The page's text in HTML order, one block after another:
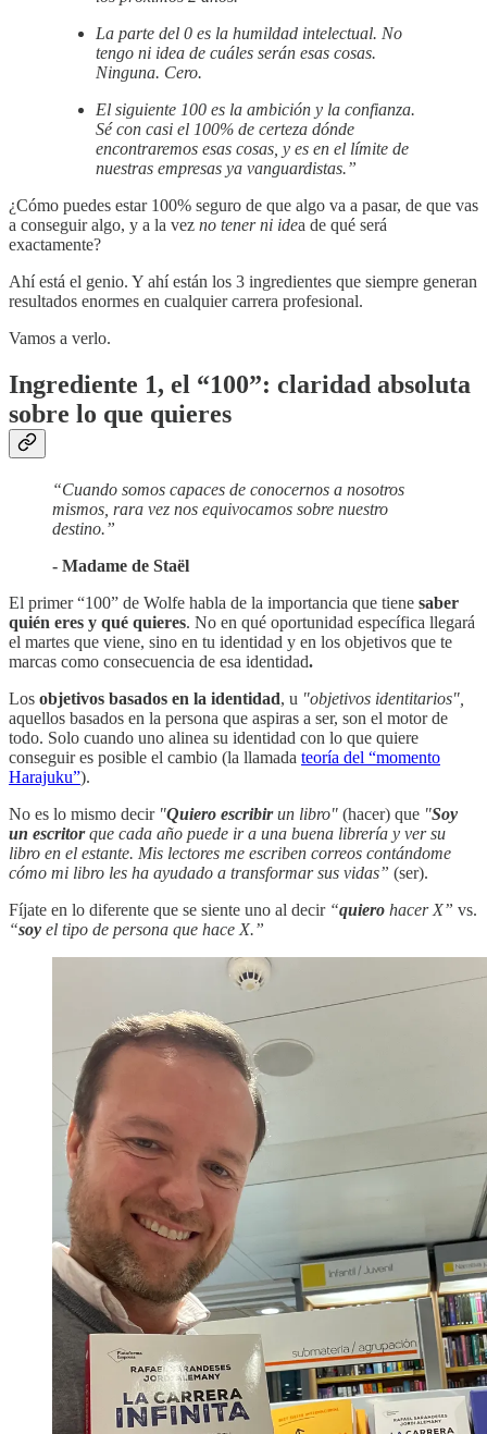
La parte del 0 es la humildad intelectual. No
tengo ni idea de cuáles serán esas cosas.
Ninguna. Cero.
El siguiente 100 es la ambición y la confianza.
Sé con casi el 100% de certeza dónde
encontraremos esas cosas, y es en el límite de
nuestras empresas ya vanguardistas.”
¿Cómo puedes estar 100% seguro de que algo va a pasar, de que vas
a conseguir algo, y a la vez no tener ni idea de qué será
exactamente?
Ahí está el genio. Y ahí están los 3 ingredientes que siempre generan
resultados enormes en cualquier carrera profesional.
Vamos a verlo.
Ingrediente 1, el “100”: claridad absoluta
sobre lo que quieres
“Cuando somos capaces de conocernos a nosotros
mismos, rara vez nos equivocamos sobre nuestro
destino.”
- Madame de Staël
El primer “100” de Wolfe habla de la importancia que tiene saber
quién eres y qué quieres. No en qué oportunidad específica llegará
el martes que viene, sino en tu identidad y en los objetivos que te
marcas como consecuencia de esa identidad.
Los objetivos basados en la identidad, u "objetivos identitarios",
aquellos basados en la persona que aspiras a ser, son el motor de
todo. Solo cuando uno alinea su identidad con lo que quiere
conseguir es posible el cambio (la llamada teoría del “momento
Harajuku”).
No es lo mismo decir "Quiero escribirun libro" (hacer) que "Soy
un escritorque cada año puede ir a una buena librería y ver su
libro en el estante. Mis lectores me escriben correos contándome
cómo mi libro les ha ayudado a transformar sus vidas” (ser).
Fíjate en lo diferente que se siente uno al decir “quiero hacer X” vs.
“soy el tipo de persona que hace X.”